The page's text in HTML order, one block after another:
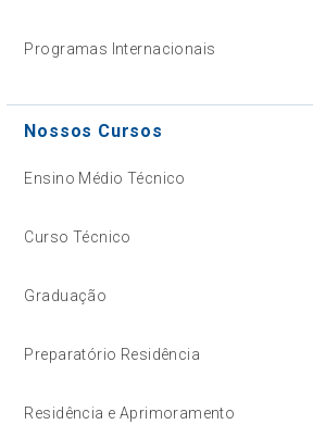
Programas Internacionais
Nossos Cursos
Ensino Médio Técnico
Curso Técnico
Graduação
Preparatório Residência
Residência e Aprimoramento